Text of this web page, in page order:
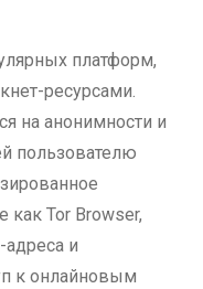
платформ,
ресурсами.
на анонимности и
пользователю
как Tor Browser,
и
к онлайновым